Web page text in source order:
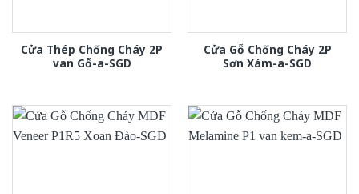
Cửa Thép Chống Cháy 2P
van Gỗ-a-SGD
Cửa Gỗ Chống Cháy 2P
Sơn Xám-a-SGD